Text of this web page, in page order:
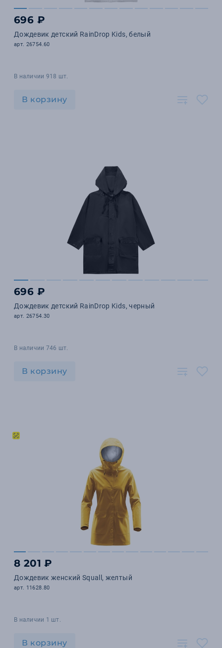
696 ₽
Дождевик детский RainDrop Kids, белый
арт. 26754.60
В наличии 918 шт.
В корзину
696 ₽
Дождевик детский RainDrop Kids, черный
арт. 26754.30
В наличии 746 шт.
В корзину
8 201 ₽
Дождевик женский Squall, желтый
арт. 11628.80
В наличии 1 шт.
В корзину